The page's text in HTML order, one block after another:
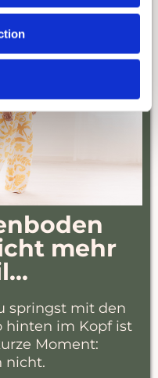
mehr
springst mit den
hinten im Kopf ist
Moment:
nicht.